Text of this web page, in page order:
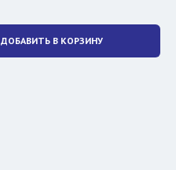
ДОБАВИТЬ В КОРЗИНУ